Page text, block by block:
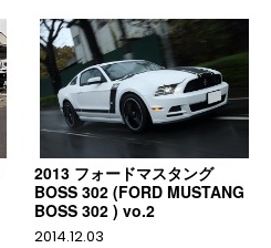
2013 フォードマスタング
BOSS 302 (FORD MUSTANG
BOSS 302 ) vo.2
2014.12.03